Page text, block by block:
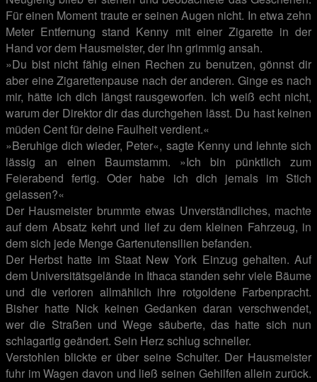
Für einen Moment traute er seinen Augen nicht. In etwa zehn
Meter Entfernung stand Kenny mit einer Zigarette in der
Hand vor dem Hausmeister, der ihn grimmig ansah.
»Du bist nicht fähig einen Rechen zu benutzen, gönnst dir
aber eine Zigarettenpause nach der anderen. Ginge es nach
mir, hätte ich dich längst rausgeworfen. Ich weiß echt nicht,
warum der Direktor dir das durchgehen lässt. Du hast keinen
müden Cent für deine Faulheit verdient.«
»Beruhige dich wieder, Peter«, sagte Kenny und lehnte sich
lässig an einen Baumstamm. »Ich bin pünktlich zum
Feierabend fertig. Oder habe ich dich jemals im Stich
gelassen?«
Der Hausmeister brummte etwas Unverständliches, machte
auf dem Absatz kehrt und lief zu dem kleinen Fahrzeug, in
dem sich jede Menge Gartenutensilien befanden.
Der Herbst hatte im Staat New York Einzug gehalten. Auf
dem Universitätsgelände in Ithaca standen sehr viele Bäume
und die verloren allmählich ihre rotgoldene Farbenpracht.
Bisher hatte Nick keinen Gedanken daran verschwendet,
wer die Straßen und Wege säuberte, das hatte sich nun
schlagartig geändert. Sein Herz schlug schneller.
Verstohlen blickte er über seine Schulter. Der Hausmeister
fuhr im Wagen davon und ließ seinen Gehilfen allein zurück.